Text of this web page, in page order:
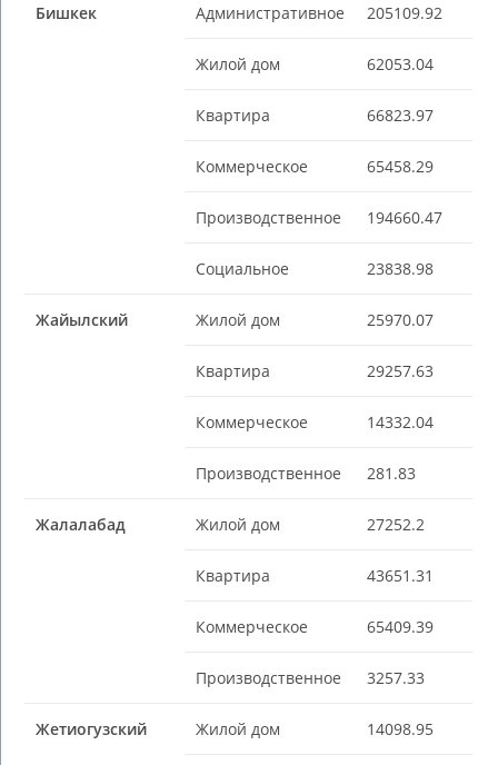
Бишкек Административное 205109.92
Жилой дом 62053.04
Квартира 66823.97
Коммерческое 65458.29
Производственное 194660.47
Социальное 23838.98
Жайылский Жилой дом 25970.07
Квартира 29257.63
Коммерческое 14332.04
Производственное 281.83
Жалалабад Жилой дом 27252.2
Квартира 43651.31
Коммерческое 65409.39
Производственное 3257.33
Жетиогузский Жилой дом 14098.95